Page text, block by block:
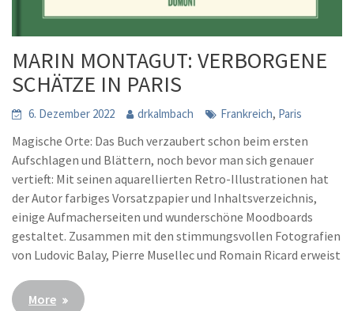
MARIN MONTAGUT: VERBORGENE
SCHÄTZE IN PARIS
6. Dezember 2022 drkalmbach Frankreich, Paris
Magische Orte: Das Buch verzaubert schon beim ersten
Aufschlagen und Blättern, noch bevor man sich genauer
vertieft: Mit seinen aquarellierten Retro-Illustrationen hat
der Autor farbiges Vorsatzpapier und Inhaltsverzeichnis,
einige Aufmacherseiten und wunderschöne Moodboards
gestaltet. Zusammen mit den stimmungsvollen Fotografien
von Ludovic Balay, Pierre Musellec und Romain Ricard erweist
More